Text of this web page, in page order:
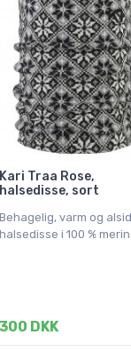
Kari Traa Rose,
halsedisse, sort
Behagelig, varm og
halsedisse i 100 %
300 DKK